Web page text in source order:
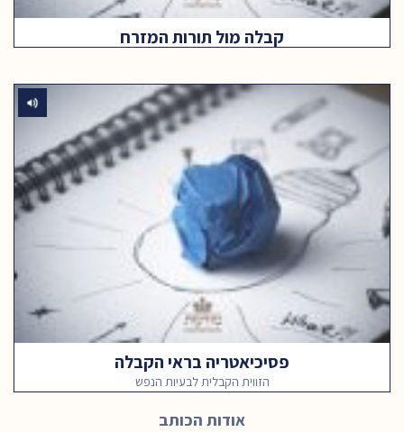
קבלה מול תורות המזרח
פסיכיאטריה בראי הקבלה
הזווית הקבלית לבעיות הנפש
אודות הכותב